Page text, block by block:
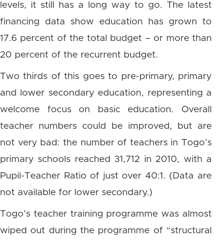
levels, it still has a long way to go. The latest
financing data show education has grown to
17.6 percent of the total budget – or more than
20 percent of the recurrent budget.
Two thirds of this goes to pre-primary, primary
and lower secondary education, representing a
welcome focus on basic education. Overall
teacher numbers could be improved, but are
not very bad: the number of teachers in Togo’s
primary schools reached 31,712 in 2010, with a
Pupil-Teacher Ratio of just over 40:1. (Data are
not available for lower secondary.)
Togo’s teacher training programme was almost
wiped out during the programme of “structural